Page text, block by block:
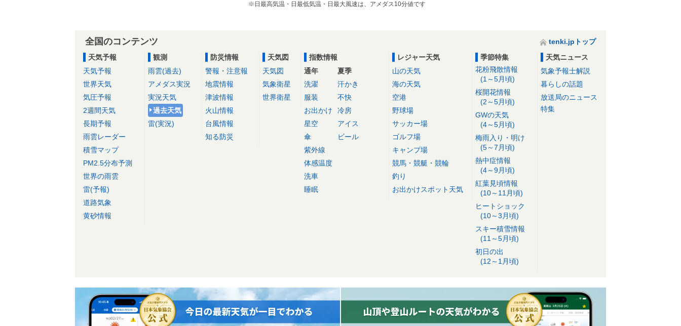
※日最高気温・日最低気温・日最大風速は、アメダス10分値です
全国のコンテンツ
tenki.jpトップ
天気予報
天気予報
世界天気
気圧予報
2週間天気
長期予報
雨雲レーダー
積雪マップ
PM2.5分布予測
世界の雨雲
雷(予報)
道路気象
黄砂情報
観測
雨雲(過去)
アメダス実況
実況天気
過去天気
雷(実況)
防災情報
警報・注意報
地震情報
津波情報
火山情報
台風情報
知る防災
天気図
天気図
気象衛星
世界衛星
指数情報
通年
洗濯
服装
お出かけ
星空
傘
紫外線
体感温度
洗車
睡眠
夏季
汗かき
不快
冷房
アイス
ビール
レジャー天気
山の天気
海の天気
空港
野球場
サッカー場
ゴルフ場
キャンプ場
競馬・競艇・競輪
釣り
お出かけスポット天気
季節特集
花粉飛散情報
(1～5月頃)
桜開花情報
(2～5月頃)
GWの天気
(4～5月頃)
梅雨入り・明け
(5～7月頃)
熱中症情報
(4～9月頃)
紅葉見頃情報
(10～11月頃)
ヒートショック
(10～3月頃)
スキー積雪情報
(11～5月頃)
初日の出
(12～1月頃)
天気ニュース
気象予報士解説
暮らしの話題
放送局のニュース
特集